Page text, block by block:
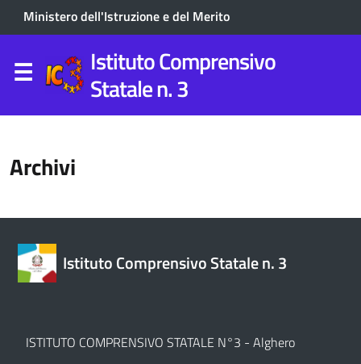
Ministero dell'Istruzione e del Merito
Istituto Comprensivo
Statale n. 3
Archivi
Istituto Comprensivo Statale n. 3
ISTITUTO COMPRENSIVO STATALE N°3 - Alghero